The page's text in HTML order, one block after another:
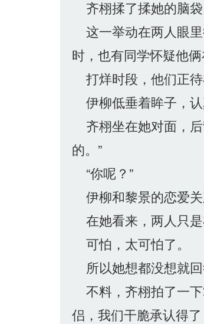
齐栩揉了揉她的脑袋
这一举动在两人眼
时，也有同学怀疑他
打烊时段，他们正待
伊柳低垂着眸子，认
齐栩坐在她对面，
的。”
“你呢？”
伊柳和黎景的恋爱关
在她看来，两人只是
可怕，太可怕了。
所以她想都没想就回
不料，齐栩拍了一
侣，我们干脆承认得